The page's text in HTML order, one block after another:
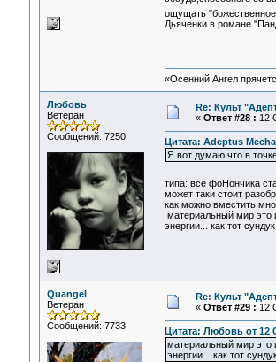
ощущать
Дьяченки в романе
«Осенний Ангел
Любовь
Ветеран
Сообщений: 7250
Re: Культ
« Ответ #28 : 12
Цитата: Adeptus
Я вот думаю,что в
типа: все фоНончика
может таки стоит
как можно вместить
материальный мир это
энергии... как тот
Quangel
Ветеран
Сообщений: 7733
Re: Культ
« Ответ #29 : 12
Цитата: Любовь от 12
материальный мир это
энергии... как тот